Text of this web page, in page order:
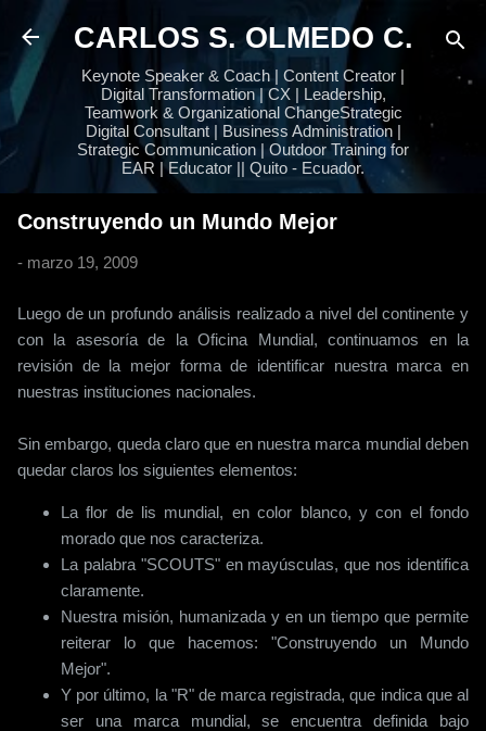
Ir al contenido principal
CARLOS S. OLMEDO C.
Keynote Speaker & Coach | Content Creator |
Digital Transformation | CX | Leadership,
Teamwork & Organizational ChangeStrategic
Digital Consultant | Business Administration |
Strategic Communication | Outdoor Training for
EAR | Educator || Quito - Ecuador.
Construyendo un Mundo Mejor
- marzo 19, 2009
Luego de un profundo análisis realizado a nivel del continente y
con la asesoría de la Oficina Mundial, continuamos en la
revisión de la mejor forma de identificar nuestra marca en
nuestras instituciones nacionales.
Sin embargo, queda claro que en nuestra marca mundial deben
quedar claros los siguientes elementos:
La flor de lis mundial, en color blanco, y con el fondo
morado que nos caracteriza.
La palabra "SCOUTS" en mayúsculas, que nos identifica
claramente.
Nuestra misión, humanizada y en un tiempo que permite
reiterar lo que hacemos: "Construyendo un Mundo
Mejor".
Y por último, la "R" de marca registrada, que indica que al
ser una marca mundial, se encuentra definida bajo